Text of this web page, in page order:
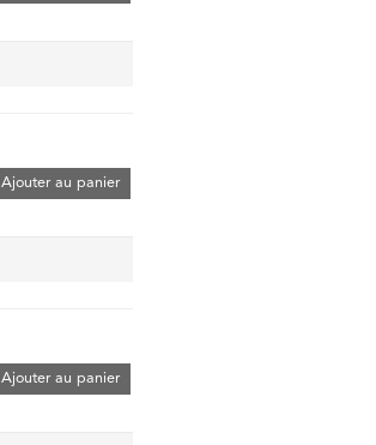
Ajouter au panier
Ajouter au panier